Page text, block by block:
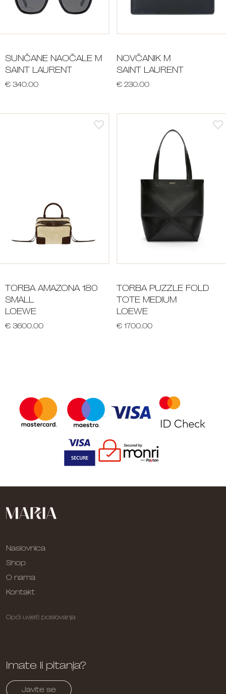
SUNČANE NAOČALE M
SAINT LAURENT
€ 340.00
NOVČANIK M
SAINT LAURENT
€ 230.00
TORBA AMAZONA 180
SMALL
LOEWE
€ 3600.00
TORBA PUZZLE FOLD
TOTE MEDIUM
LOEWE
€ 1700.00
Naslovnica
Shop
O nama
Kontakt
Opći uvjeti poslovanja
Imate li pitanja?
Javite se